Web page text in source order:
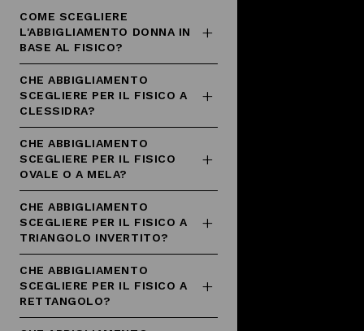
COME SCEGLIERE
L'ABBIGLIAMENTO DONNA IN
BASE AL FISICO?
CHE ABBIGLIAMENTO
SCEGLIERE PER IL FISICO A
CLESSIDRA?
CHE ABBIGLIAMENTO
SCEGLIERE PER IL FISICO
OVALE O A MELA?
CHE ABBIGLIAMENTO
SCEGLIERE PER IL FISICO A
TRIANGOLO INVERTITO?
CHE ABBIGLIAMENTO
SCEGLIERE PER IL FISICO A
RETTANGOLO?